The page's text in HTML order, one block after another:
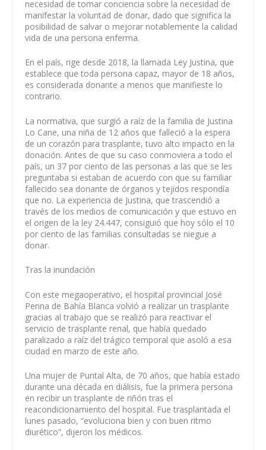
necesidad de tomar conciencia sobre la necesidad de
manifestar la voluntad de donar, dado que significa la
posibilidad de salvar o mejorar notablemente la calidad
vida de una persona enferma.
En el país, rige desde 2018, la llamada Ley Justina, que
establece que toda persona capaz, mayor de 18 años,
es considerada donante a menos que manifieste lo
contrario.
La normativa, que surgió a raíz de la familia de Justina
Lo Cane, una niña de 12 años que falleció a la espera
de un corazón para trasplante, tuvo alto impacto en la
donación. Antes de que su caso conmoviera a todo el
país, un 37 por ciento de las personas a las que se les
preguntaba si estaban de acuerdo con que su familiar
fallecido sea donante de órganos y tejidos respondía
que no. La experiencia de Justina, que trascendió a
través de los medios de comunicación y que estuvo en
el origen de la ley 24.447, consiguió que hoy sólo el 10
por ciento de las familias consultadas se niegue a
donar.
Tras la inundación
Con este megaoperativo, el hospital provincial José
Penna de Bahía Blanca volvió a realizar un trasplante
gracias al trabajo que se realizó para reactivar el
servicio de trasplante renal, que había quedado
paralizado a raíz del trágico temporal que asoló a esa
ciudad en marzo de este año.
Una mujer de Puntal Alta, de 70 años, que había estado
durante una década en diálisis, fue la primera persona
en recibir un trasplante de riñón tras el
reacondicionamiento del hospital. Fue trasplantada el
lunes pasado, “evoluciona bien y con buen ritmo
diurético”, dijeron los médicos.